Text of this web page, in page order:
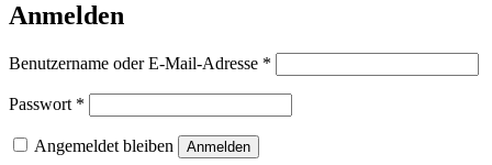
Anmelden
Benutzername oder E-Mail-Adresse *
Passwort *
Angemeldet bleiben Anmelden